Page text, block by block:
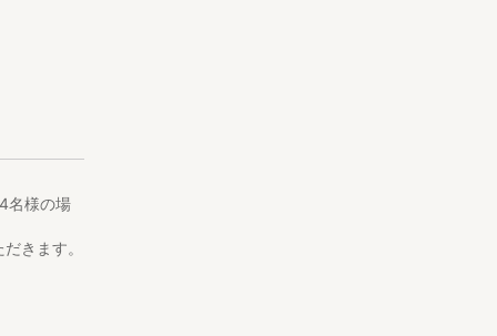
名様の場
きます。